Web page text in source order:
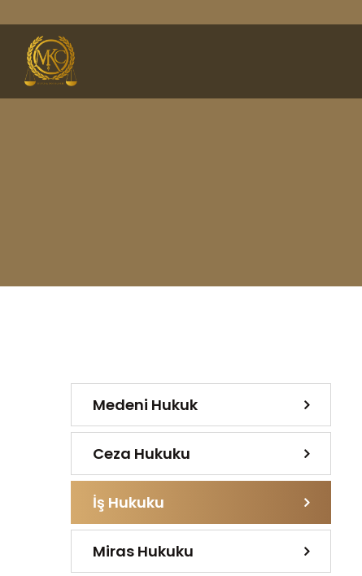
Medeni Hukuk
Ceza Hukuku
İş Hukuku
Miras Hukuku